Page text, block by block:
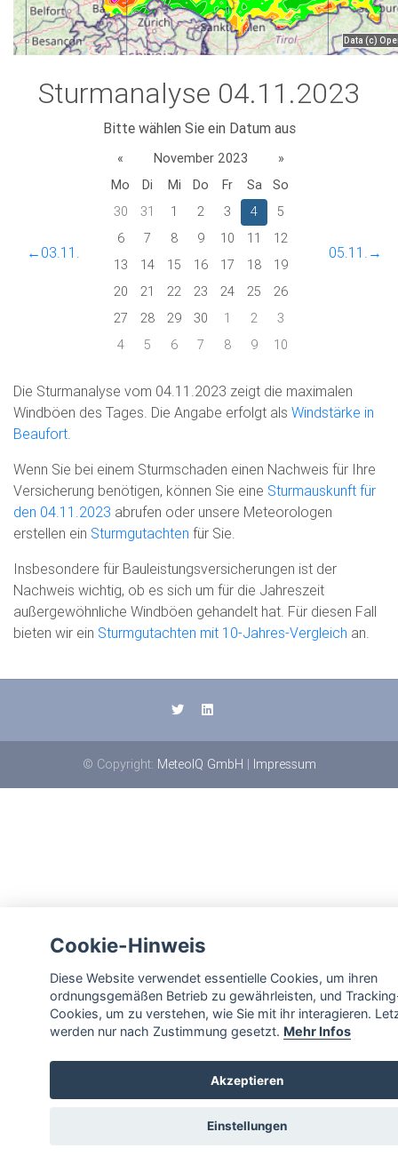
Sturmanalyse 04.11.2023
Bitte wählen Sie ein Datum aus
←03.11.
« November 2023
»
Mo
Di Mi Do Fr Sa
So
30
31 1 2 3 4
5
6
7 8 9 10 11
12
13
14 15 16 17 18
19
20
21 22 23 24 25
26
27
28 29 30 1 2
3
4
5 6 7 8 9 10
05.11.→
Die Sturmanalyse vom 04.11.2023 zeigt die maximalen
Windböen des Tages. Die Angabe erfolgt als Windstärke in
Beaufort
Wenn Sie bei einem Sturmschaden einen Nachweis für Ihre
Versicherung benötigen, können Sie eine Sturmauskunft für
den 04.11.2023 abrufen oder unsere Meteorologen
erstellen ein Sturmgutachten für Sie.
Insbesondere für Bauleistungsversicherungen ist der
Nachweis wichtig, ob es sich um für die Jahreszeit
außergewöhnliche Windböen gehandelt hat. Für diesen Fall
bieten wir ein Sturmgutachten mit 10-Jahres-Vergleich an.
© Copyright: MeteoIQ GmbH | Impressum
Cookie-Hinweis
Diese Website verwendet essentielle Cookies, um ihren
ordnungsgemäßen Betrieb zu gewährleisten, und
Cookies, um zu verstehen, wie Sie mit ihr interagieren.
werden nur nach Zustimmung gesetzt. Mehr Infos
Akzeptieren
Einstellungen